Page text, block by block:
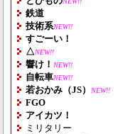
鉄道
技術系NEW!!
すごーい！
△NEW!!
響け！ NEW!!
自転車NEW!!
若おかみ（JS） NEW!!
FGO
アイカツ！
ミリタリー